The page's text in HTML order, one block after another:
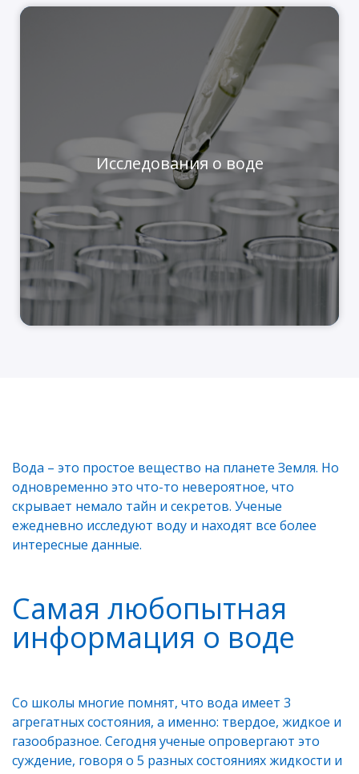
Исследования о воде
Вода – это простое вещество на планете Земля. Но
одновременно это что-то невероятное, что
скрывает немало тайн и секретов. Ученые
ежедневно исследуют воду и находят все более
интересные данные.
Самая любопытная
информация о воде
Со школы многие помнят, что вода имеет 3
агрегатных состояния, а именно: твердое, жидкое и
газообразное. Сегодня ученые опровергают это
суждение, говоря о 5 разных состояниях жидкости и